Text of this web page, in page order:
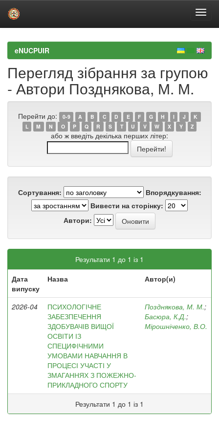
navigationeNUCPUIR
Перегляд зібрання за групою
- Автори Позднякова, М. М.
Перейти до: 0-9 A B C D E F G H I J
K
L
M N O P Q R S T U V W X Y Z
або ж введіть декілька перших літер:
Сортування:
Впорядкування:
Вивести на сторінку:
Автори:
Результати 1 до 1 із 1
Дата
випуску
Назва Автор(и)
2026-04
ПСИХОЛОГІЧНЕ
ЗАБЕЗПЕЧЕННЯ
ЗДОБУВАЧІВ ВИЩОЇ
ОСВІТИ ІЗ
СПЕЦИФІЧНИМИ
УМОВАМИ НАВЧАННЯ В
ПРОЦЕСІ УЧАСТІ У
ЗМАГАННЯХ З ПОЖЕЖНО-
ПРИКЛАДНОГО СПОРТУ
Позднякова, М. М.;
Басюра, К.Д.;
Мірошніченко, В.О.
Результати 1 до 1 із 1